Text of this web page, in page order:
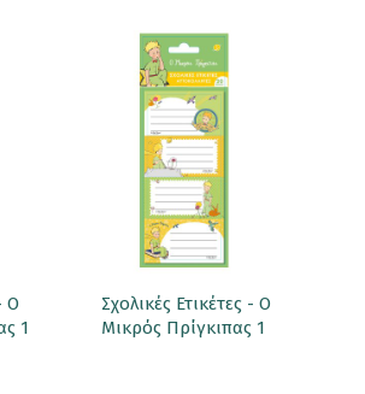
Ο
1
Σχολικές Ετικέτες - Ο
Μικρός Πρίγκιπας 1